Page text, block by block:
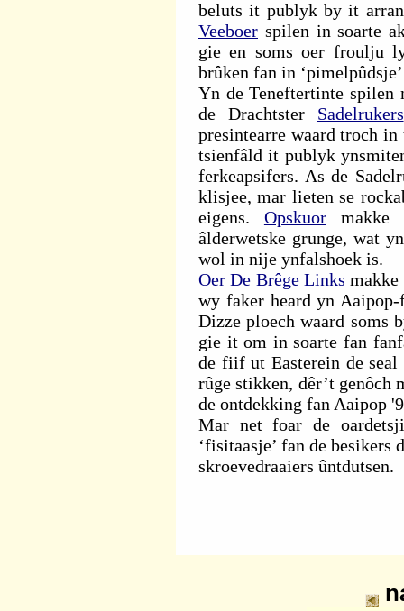
beluts it publyk by it
Veeboer spilen in soarte
gie en soms oer froulju
brûken fan in
Yn de Teneftertinte spilen
de Drachtster Sadelrukers
presintearre waard troch
tsienfâld it publyk
ferkeapsifers. As de
klisjee, mar lieten se
eigens. Opskuormakke
âlderwetske grunge, wat
wol in nije ynfalshoek is.
Oer De Brêge Links makke
wy faker heard yn
Dizze ploech waard soms
gie it om in soarte fan
de fiif ut Easterein de seal
rûge stikken, dêr’t genôch
de ontdekking fan Aaipop
Mar net foar de
‘fisitaasje’ fan de besikers
skroevedraaiers ûntdutsen.